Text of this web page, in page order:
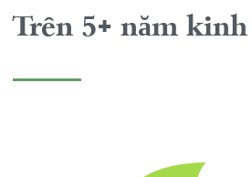
Trên 5+ năm